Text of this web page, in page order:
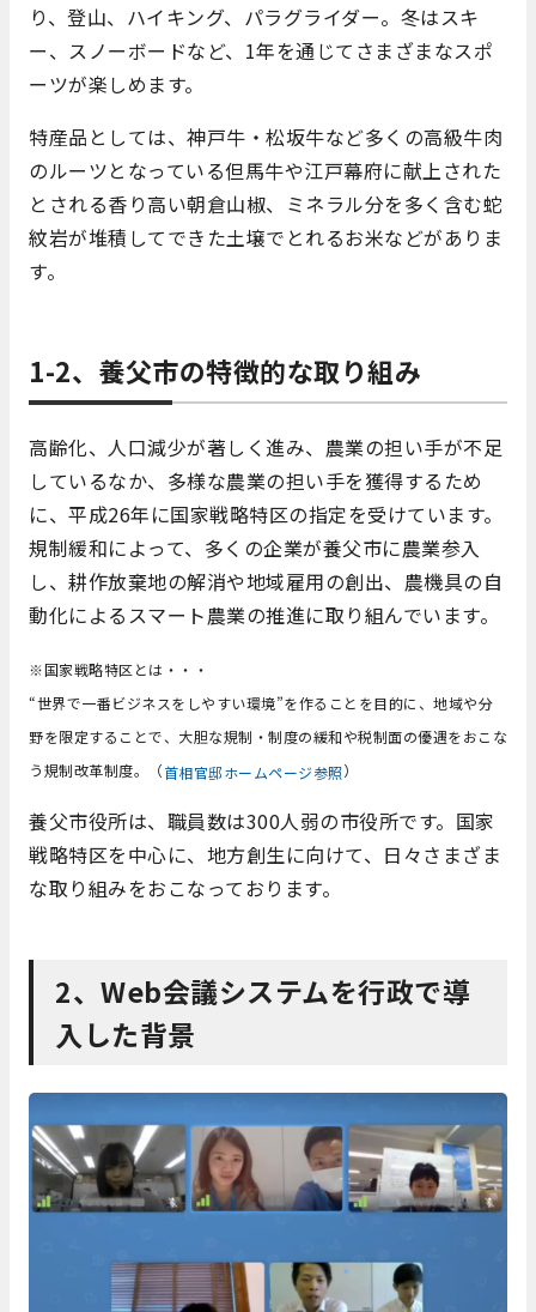
り、登山、ハイキング、パラグライダー。冬はスキ
ー、スノーボードなど、1年を通じてさまざまなスポ
ーツが楽しめます。
特産品としては、神戸牛・松坂牛など多くの高級牛肉
のルーツとなっている但馬牛や江戸幕府に献上された
とされる香り高い朝倉山椒、ミネラル分を多く含む蛇
紋岩が堆積してできた土壌でとれるお米などがありま
す。
1-2、養父市の特徴的な取り組み
高齢化、人口減少が著しく進み、農業の担い手が不足
しているなか、多様な農業の担い手を獲得するため
に、平成26年に国家戦略特区の指定を受けています。
規制緩和によって、多くの企業が養父市に農業参入
し、耕作放棄地の解消や地域雇用の創出、農機具の自
動化によるスマート農業の推進に取り組んでいます。
※国家戦略特区とは・・・
“世界で一番ビジネスをしやすい環境”を作ることを目的に、地域や分
野を限定することで、大胆な規制・制度の緩和や税制面の優遇をおこな
う規制改革制度。（首相官邸ホームページ参照）
養父市役所は、職員数は300人弱の市役所です。国家
戦略特区を中心に、地方創生に向けて、日々さまざま
な取り組みをおこなっております。
2、Web会議システムを行政で導
入した背景